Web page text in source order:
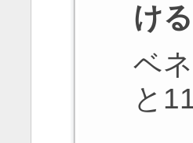
け
ベ
と